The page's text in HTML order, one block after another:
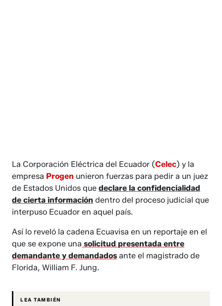
La Corporación Eléctrica del Ecuador (Celec) y la
empresa Progen unieron fuerzas para pedir a un juez
de Estados Unidos quedeclare la confidencialidad
de cierta información dentro del proceso judicial que
interpuso Ecuador en aquel país.
Así lo reveló la cadena Ecuavisa en un reportaje en el
que se expone una solicitud presentada entre
demandante y demandados ante el magistrado de
Florida, William F. Jung.
LEA TAMBIÉN